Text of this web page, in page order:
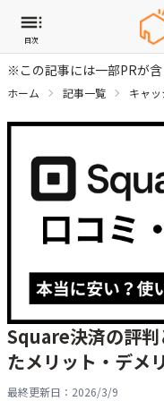
目次
※この記事には一部PRが含
ホーム 記事一覧 キャ
Square決済の評判
たメリット・デメ
最終更新日： 2026/3/9